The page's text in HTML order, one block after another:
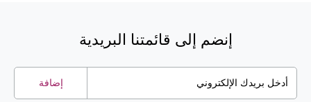
إنضم إلى قائمتنا البريدية
إضافة